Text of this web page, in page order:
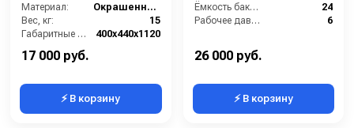
Материал:
Окрашенная сталь
Вес, кг:
15
Габаритные размеры, мм:
400x440x1120
17 000 руб.
⚡ В корзину
Ёмкость бака (л):
24
Рабочее давление (бар):
6
26 000 руб.
⚡ В корзину